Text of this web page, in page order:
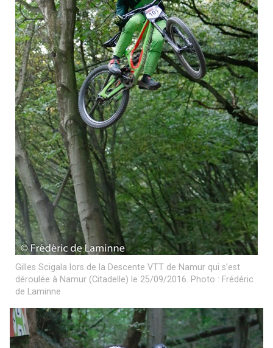
Gilles Scigala lors de la Descente VTT de Namur qui s’est
déroulée à Namur (Citadelle) le 25/09/2016. Photo : Frédéric
de Laminne